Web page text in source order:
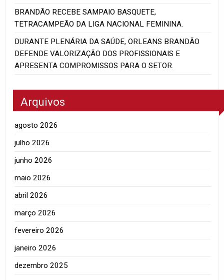
BRANDÃO RECEBE SAMPAIO BASQUETE,
TETRACAMPEÃO DA LIGA NACIONAL FEMININA.
DURANTE PLENÁRIA DA SAÚDE, ORLEANS BRANDÃO
DEFENDE VALORIZAÇÃO DOS PROFISSIONAIS E
APRESENTA COMPROMISSOS PARA O SETOR.
Arquivos
agosto 2026
julho 2026
junho 2026
maio 2026
abril 2026
março 2026
fevereiro 2026
janeiro 2026
dezembro 2025